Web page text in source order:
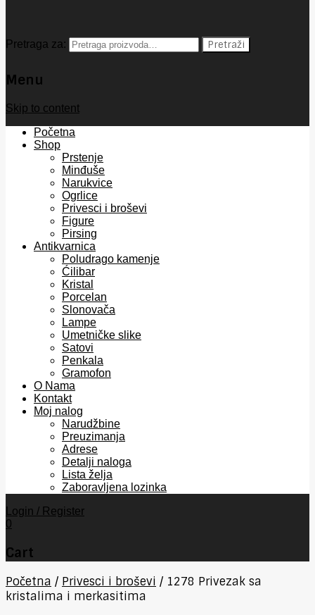
Pretraga za: Pretraži
Menu
Skip to content
Početna
Shop
Prstenje
Minđuše
Narukvice
Ogrlice
Privesci i broševi
Figure
Pirsing
Antikvarnica
Poludrago kamenje
Ćilibar
Kristal
Porcelan
Slonovača
Lampe
Umetničke slike
Satovi
Penkala
Gramofon
O Nama
Kontakt
Moj nalog
Narudžbine
Preuzimanja
Adrese
Detalji naloga
Lista želja
Zaboravljena lozinka
Login / Register
0
Cart
Početna / Privesci i broševi / 1278 Privezak sa
kristalima i merkasitima